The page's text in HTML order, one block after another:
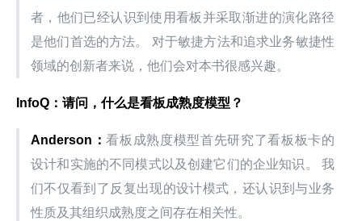
者，他们已经认识到使用看板并采取渐进的演化路径
是他们首选的方法。 对于敏捷方法和追求业务敏捷性
领域的创新者来说，他们会对本书很感兴趣。
InfoQ：请问，什么是看板成熟度模型？
Anderson：看板成熟度模型首先研究了看板板卡的
设计和实施的不同模式以及创建它们的企业知识。 我
们不仅看到了反复出现的设计模式，还认识到与业务
性质及其组织成熟度之间存在相关性。